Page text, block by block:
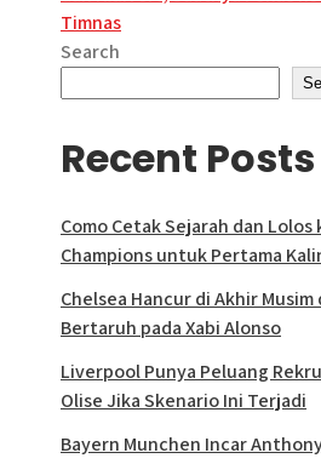
Timnas
Search
Recent Posts
Como Cetak Sejarah dan Lolos
Champions untuk Pertama
Chelsea Hancur di Akhir Musim
Bertaruh pada Xabi Alonso
Liverpool Punya Peluang
Olise Jika Skenario Ini Terjadi
Bayern Munchen Incar